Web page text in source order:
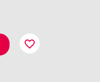
favorite_border